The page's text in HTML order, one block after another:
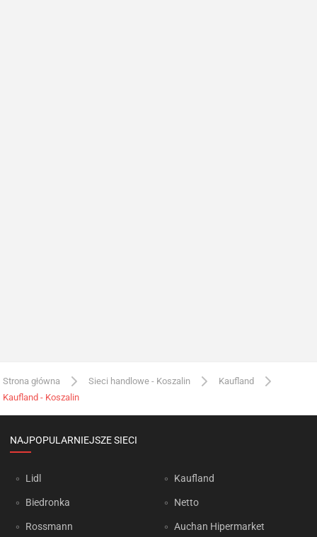
Strona główna Sieci handlowe - Koszalin
Kaufland
Kaufland - Koszalin
NAJPOPULARNIEJSZE SIECI
Lidl
Biedronka
Rossmann
Kaufland
Netto
Auchan Hipermarket